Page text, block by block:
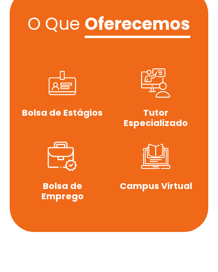
O Que Oferecemos
Bolsa de Estágios
Tutor
Especializado
Bolsa de
Emprego
Campus Virtual